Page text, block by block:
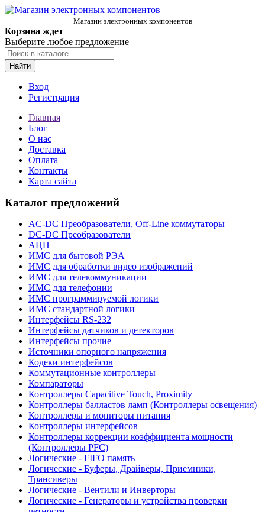
Магазин электронных компонентов
Корзина ждет
Выберите любое предложение
Найти
Вход
Регистрация
Главная
Блог
О нас
Доставка
Оплата
Контакты
Карта сайта
Каталог предложений
AC-DC Преобразователи, Off-Line коммутаторы
DC-DC Преобразователи
АЦП
ИМС для бытовой РЭА
ИМС для обработки видео изображений
ИМС для телекоммуникации
ИМС для телефонии
ИМС программируемой логики
ИМС стандартной логики
Интерфейсы RS-232
Интерфейсы датчиков и детекторов
Интерфейсы прочие
Источники опорного напряжения
Кодеки интерфейсов
Коммутационные контроллеры
Компараторы
Контроллеры Capacitive Touch, Proximity
Контроллеры балластов ламп (Контроллеры освещения)
Контроллеры и мониторы питания
Контроллеры интерфейсов
Контроллеры коррекции коэффициента мощности
(Контроллеры PFC)
Логические - FIFO память
Логические - Буферы, Драйверы, Приемники,
Трансиверы
Логические - Вентили и Инверторы
Логические - Генераторы и устройства проверки